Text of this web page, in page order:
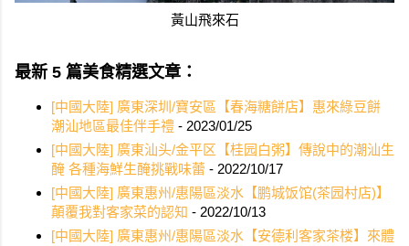
黃山飛來石
最新 5 篇美食精選文章：
[中國大陸] 廣東深圳/寶安區【春海糖餅店】惠來綠豆餅
潮汕地區最佳伴手禮 - 2023/01/25
[中國大陸] 廣東汕头/金平区【桂园白粥】傳說中的潮汕生
醃 各種海鮮生醃挑戰味蕾 - 2022/10/17
[中國大陸] 廣東惠州/惠陽區淡水【鹏城饭馆(茶园村店)】
顛覆我對客家菜的認知 - 2022/10/13
[中國大陸] 廣東惠州/惠陽區淡水【安德利客家茶楼】來體